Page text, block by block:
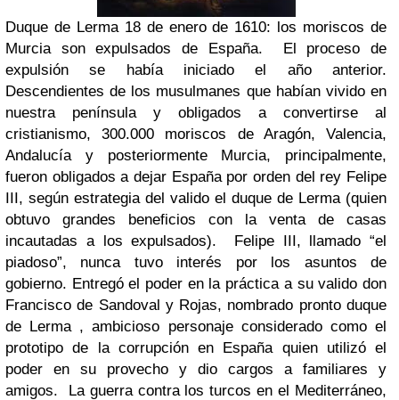
Duque de Lerma 18 de enero de 1610: los moriscos de
Murcia son expulsados de España.
El proceso de
expulsión se había iniciado el año anterior.
Descendientes de los musulmanes que habían vivido en
nuestra península y obligados a convertirse al
cristianismo, 300.000 moriscos de Aragón, Valencia,
Andalucía y posteriormente Murcia, principalmente,
fueron obligados a dejar España por orden del rey Felipe
III, según estrategia del valido el duque de Lerma (quien
obtuvo grandes beneficios con la venta de casas
incautadas a los expulsados).
Felipe III, llamado “el
piadoso”, nunca tuvo interés por los asuntos de
gobierno. Entregó el poder en la práctica a su valido don
Francisco de Sandoval y Rojas, nombrado pronto duque
de Lerma , ambicioso personaje considerado como el
prototipo de la corrupción en España quien utilizó el
poder en su provecho y dio cargos a familiares y
amigos.
La guerra contra los turcos en el Mediterráneo,